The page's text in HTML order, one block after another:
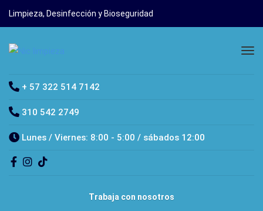
Limpieza, Desinfección y Bioseguridad
+ 57 322 514 7142
310 542 2749
Lunes / Viernes: 8:00 - 5:00 / sábados 12:00
Trabaja con nosotros